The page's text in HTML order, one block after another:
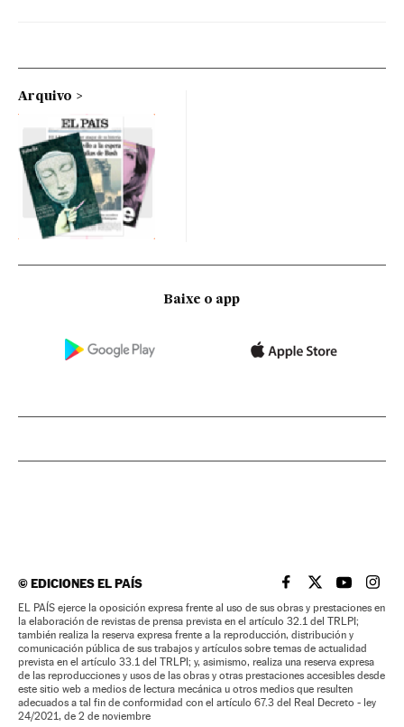
Arquivo
Baixe o app
©EDICIONES EL PAÍS EL PAÍS BRASIL EN
EL PAÍSEL PAÍS
EL
EL PAÍS ejerce la oposición expresa frente al uso de sus obras y prestaciones en
la elaboración de revistas de prensa prevista en el artículo 32.1 del TRLPI;
también realiza la reserva expresa frente a la reproducción, distribución y
comunicación pública de sus trabajos y artículos sobre temas de actualidad
prevista en el artículo 33.1 del TRLPI; y, asimismo, realiza una reserva expresa
de las reproducciones y usos de las obras y otras prestaciones accesibles desde
este sitio web a medios de lectura mecánica u otros medios que resulten
adecuados a tal fin de conformidad con el artículo 67.3 del Real Decreto - ley
24/2021, de 2 de noviembre